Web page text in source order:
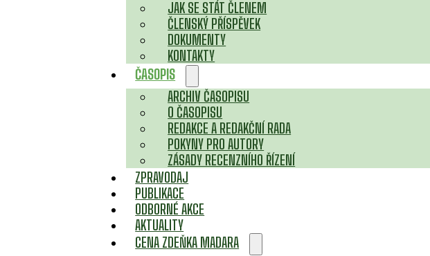
JAK SE STÁT ČLENEM
ČLENSKÝ PŘÍSPĚVEK
DOKUMENTY
KONTAKTY
ČASOPIS
ARCHIV ČASOPISU
O ČASOPISU
REDAKCE A REDAKČNÍ RADA
POKYNY PRO AUTORY
ZÁSADY RECENZNÍHO ŘÍZENÍ
ZPRAVODAJ
PUBLIKACE
ODBORNÉ AKCE
AKTUALITY
CENA ZDEŇKA MADARA